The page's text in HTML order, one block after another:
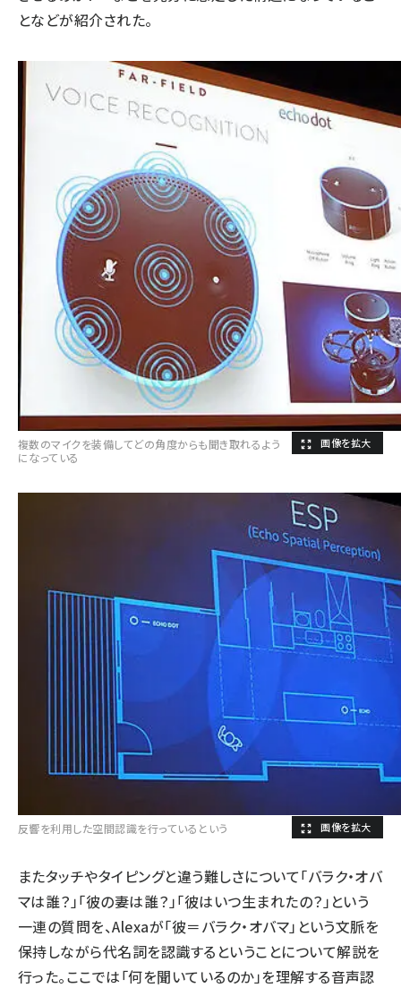
となどが紹介された。
複数のマイクを装備してどの角度からも聞き取れるよう
になっている
反響を利用した空間認識を行っているという
またタッチやタイピングと違う難しさについて「バラク・オバ
マは誰？」「彼の妻は誰？」「彼はいつ生まれたの？」という
一連の質問を、Alexaが「彼＝バラク・オバマ」という文脈を
保持しながら代名詞を認識するということについて解説を
行った。ここでは「何を聞いているのか」を理解する音声認